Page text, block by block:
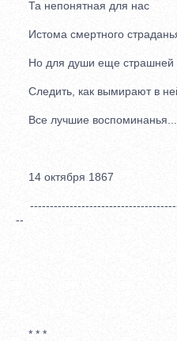
Та непонятная для нас
Истома смертного
Но для души еще страшней
Следить, как вымирают в
Все лучшие воспоминанья...
14 октября 1867
--
* * *